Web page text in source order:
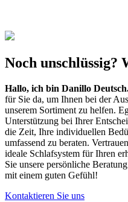
Noch unschlüssig?
Hallo, ich bin Danillo Deutsch
für Sie da, um Ihnen bei der
unserem Sortiment zu helfen.
Unterstützung bei Ihrer
die Zeit, Ihre individuellen
umfassend zu beraten.
ideale Schlafsystem für Ihren
Sie unsere persönliche
mit einem guten Gefühl!
Kontaktieren Sie uns